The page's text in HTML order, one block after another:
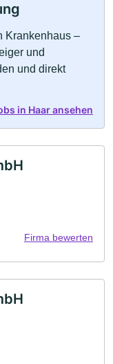
Krankenhaus –
und
und direkt
in Haar ansehen
Firma bewerten